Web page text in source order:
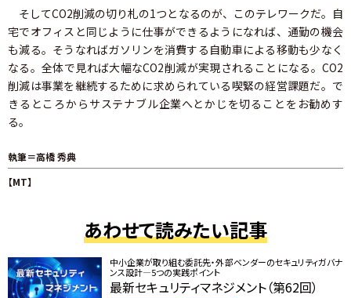
そしてCO2削減の切り札の1つとなるのが、このテレワークだ。自
宅でオフィスと同じように仕事ができるようになれば、通勤の機会
も減る。そうなればガソリンを消費する自動車による移動も少なく
なる。全体で見れば大幅なCO2削減が実現されることになる。CO2
削減は事業を継続するために求められている喫緊の経営課題だ。で
きるところからサステナブル企業へとかじを切ることをお勧めす
る。
執筆＝高橋 秀典
【MT】
あわせて読みたい記事
中小企業が取り組む委託先・外部ベンダーのセキュリティガバナ
ンス設計―5つの実践ポイント
最新セキュリティマネジメント（第62回）